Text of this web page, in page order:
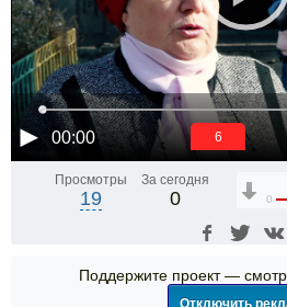
00:00 6
Просмотры
19
За сегодня
0 0
Поддержите проект —
Отключить